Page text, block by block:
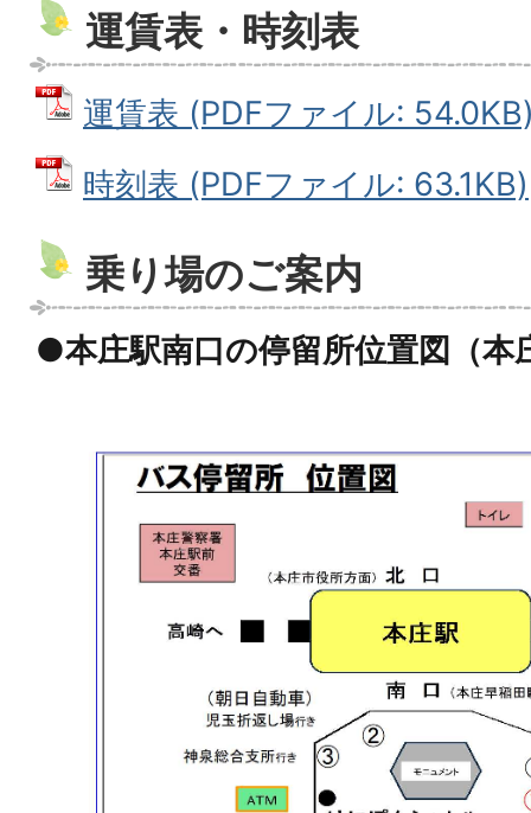
運賃表・時刻表
運賃表 (PDFファイル:
時刻表 (PDFファイル: 63.1KB)
乗り場のご案内
●本庄駅南口の停留所位置図（